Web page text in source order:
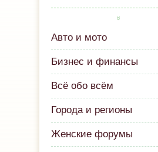
Авто и мото
Бизнес и финансы
Всё обо всём
Города и регионы
Женские форумы